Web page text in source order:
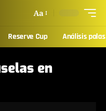
Aa
Reserve Cup Análisis palas
en